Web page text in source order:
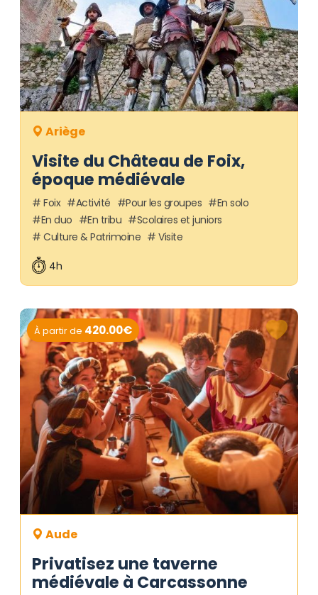
Visite du Château de Foix,
époque médiévale
Ariège
Foix Activité Pour les groupes
En solo
En duo
En tribu
Scolaires et juniors
Culture & Patrimoine
Visite
4h
Privatisez une taverne
médiévale à Carcassonne
Aude
À partir de 420.00€